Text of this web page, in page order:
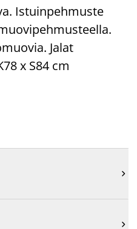
Istuinpehmuste
Jalat
x S84 cm

